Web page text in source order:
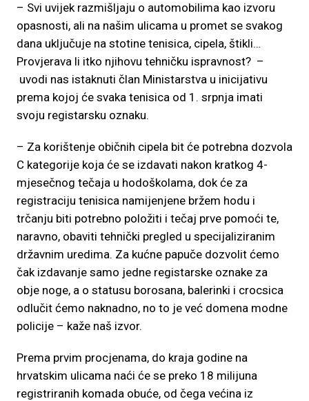
– Svi uvijek razmišljaju o automobilima kao izvoru
opasnosti, ali na našim ulicama u promet se svakog
dana uključuje na stotine tenisica, cipela, štikli…
Provjerava li itko njihovu tehničku ispravnost? –
uvodi nas istaknuti član Ministarstva u inicijativu
prema kojoj će svaka tenisica od 1. srpnja imati
svoju registarsku oznaku.
– Za korištenje običnih cipela bit će potrebna dozvola
C kategorije koja će se izdavati nakon kratkog 4-
mjesečnog tečaja u hodoškolama, dok će za
registraciju tenisica namijenjene bržem hodu i
trčanju biti potrebno položiti i tečaj prve pomoći te,
naravno, obaviti tehnički pregled u specijaliziranim
državnim uredima. Za kućne papuče dozvolit ćemo
čak izdavanje samo jedne registarske oznake za
obje noge, a o statusu borosana, balerinki i crocsica
odlučit ćemo naknadno, no to je već domena modne
policije – kaže naš izvor.
Prema prvim procjenama, do kraja godine na
hrvatskim ulicama naći će se preko 18 milijuna
registriranih komada obuće, od čega većina iz